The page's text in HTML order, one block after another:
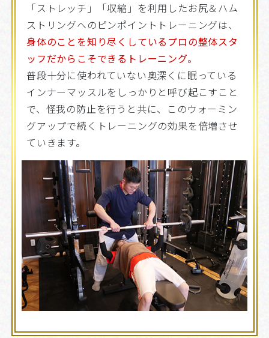
「ストレッチ」「収縮」を利用したお尻＆ハム
ストリングへのピンポイントトレーニングは、
身体のことを知り尽くしているプロの整体スタ
ッフだからこそできるトレーニング。
普段十分に使われていない奥深くに眠っている
インナーマッスルをしっかりと呼び起こすこと
で、怪我の防止を行うと共に、このウォーミン
グアップで続くトレーニングの効果を倍増させ
ていきます。